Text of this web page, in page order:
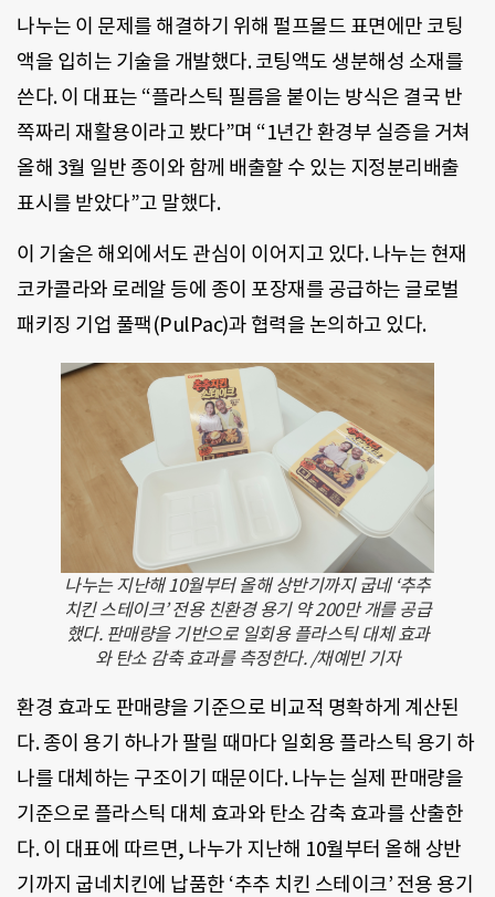
나누는 이 문제를 해결하기 위해 펄프몰드 표면에만 코팅
액을 입히는 기술을 개발했다. 코팅액도 생분해성 소재를
쓴다. 이 대표는 “플라스틱 필름을 붙이는 방식은 결국 반
쪽짜리 재활용이라고 봤다”며 “1년간 환경부 실증을 거쳐
올해 3월 일반 종이와 함께 배출할 수 있는 지정분리배출
표시를 받았다”고 말했다.
이 기술은 해외에서도 관심이 이어지고 있다. 나누는 현재
코카콜라와 로레알 등에 종이 포장재를 공급하는 글로벌
패키징 기업 풀팩(PulPac)과 협력을 논의하고 있다.
나누는 지난해 10월부터 올해 상반기까지 굽네 ‘추추
치킨 스테이크’ 전용 친환경 용기 약 200만 개를 공급
했다. 판매량을 기반으로 일회용 플라스틱 대체 효과
와 탄소 감축 효과를 측정한다. /채예빈 기자
환경 효과도 판매량을 기준으로 비교적 명확하게 계산된
다. 종이 용기 하나가 팔릴 때마다 일회용 플라스틱 용기 하
나를 대체하는 구조이기 때문이다. 나누는 실제 판매량을
기준으로 플라스틱 대체 효과와 탄소 감축 효과를 산출한
다. 이 대표에 따르면, 나누가 지난해 10월부터 올해 상반
기까지 굽네치킨에 납품한 ‘추추 치킨 스테이크’ 전용 용기